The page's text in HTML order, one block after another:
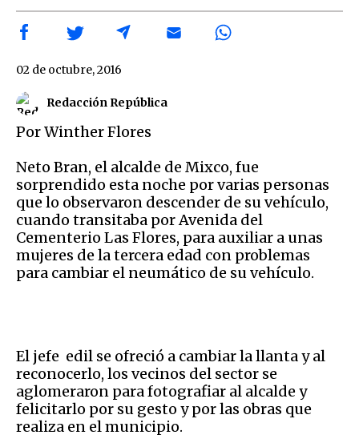
Redacción República
02 de octubre, 2016
Por Winther Flores
Neto Bran, el alcalde de Mixco, fue
sorprendido esta noche por varias personas
que lo observaron descender de su vehículo,
cuando transitaba por Avenida del
Cementerio Las Flores, para auxiliar a unas
mujeres de la tercera edad con problemas
para cambiar el neumático de su vehículo.
El jefe edil se ofreció a cambiar la llanta y al
reconocerlo, los vecinos del sector se
aglomeraron para fotografiar al alcalde y
felicitarlo por su gesto y por las obras que
realiza en el municipio.